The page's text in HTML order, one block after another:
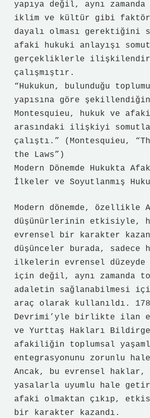
yapıya değil, aynı
iklim ve kültür gibi
dayalı olması gerektiğini
afaki hukuki anlayışı somut
gerçekliklerle
çalışmıştır.
“Hukukun, bulunduğu
yapısına göre
Montesquieu, hukuk ve
arasındaki ilişkiyi
çalıştı.” (Montesquieu,
the Laws”)
Modern Dönemde Hukukta
İlkeler ve Soyutlanmış
Modern dönemde, özellikle
düşünürlerinin etkisiyle,
evrensel bir karakter
düşünceler burada, sadece
ilkelerin evrensel düzeyde
için değil, aynı zamanda
adaletin sağlanabilmesi
araç olarak kullanıldı.
Devrimi’yle birlikte ilan
ve Yurttaş Hakları
afakiliğin toplumsal
entegrasyonunu zorunlu
Ancak, bu evrensel haklar,
yasalarla uyumlu hale
afaki olmaktan çıkıp,
bir karakter kazandı.